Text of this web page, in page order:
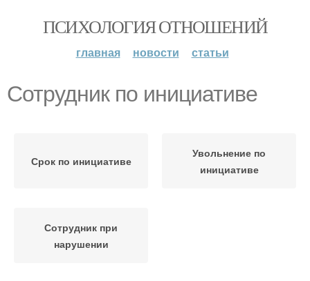
ПСИХОЛОГИЯ ОТНОШЕНИЙ
главная новости статьи
Сотрудник по инициативе
Срок по инициативе
Увольнение по
инициативе
Сотрудник при
нарушении